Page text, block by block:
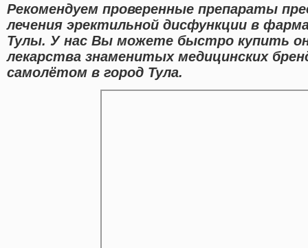
Рекомендуем проверенные препараты
лечения эректильной дисфункции в
Тулы. У нас Вы можете быстро купить
лекарства знаменитых медицинских
самолётом в город Тула.